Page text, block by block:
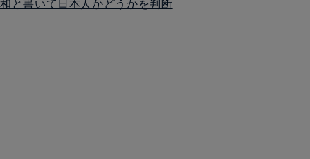
和と書いて日本人かどうかを判断